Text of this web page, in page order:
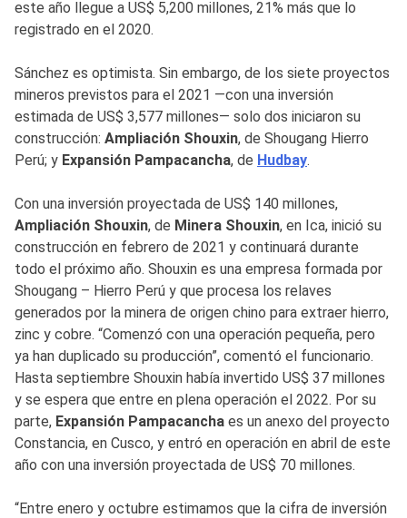
este año llegue a US$ 5,200 millones, 21% más que lo
registrado en el 2020.
Sánchez es optimista. Sin embargo, de los siete proyectos
mineros previstos para el 2021 —con una inversión
estimada de US$ 3,577 millones— solo dos iniciaron su
construcción: Ampliación Shouxin, de Shougang Hierro
Perú; y Expansión Pampacancha, de Hudbay.
Con una inversión proyectada de US$ 140 millones,
Ampliación Shouxin, de Minera Shouxin, en Ica, inició su
construcción en febrero de 2021 y continuará durante
todo el próximo año. Shouxin es una empresa formada por
Shougang – Hierro Perú y que procesa los relaves
generados por la minera de origen chino para extraer hierro,
zinc y cobre. “Comenzó con una operación pequeña, pero
ya han duplicado su producción”, comentó el funcionario.
Hasta septiembre Shouxin había invertido US$ 37 millones
y se espera que entre en plena operación el 2022. Por su
parte, Expansión Pampacancha es un anexo del proyecto
Constancia, en Cusco, y entró en operación en abril de este
año con una inversión proyectada de US$ 70 millones.
“Entre enero y octubre estimamos que la cifra de inversión